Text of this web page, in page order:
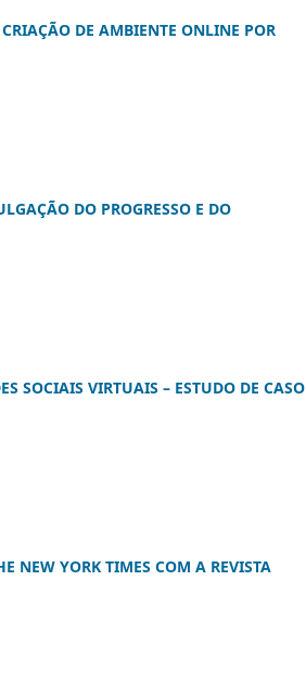
DE AMBIENTE ONLINE POR
DO PROGRESSO E DO
SOCIAIS VIRTUAIS – ESTUDO DE CASO
NEW YORK TIMES COM A REVISTA